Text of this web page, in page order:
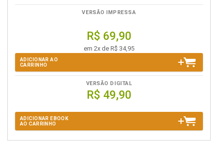
VERSÃO IMPRESSA
R$ 69,90
em 2x de R$ 34,95
ADICIONAR AO
CARRINHO
VERSÃO DIGITAL
R$ 49,90
ADICIONAR EBOOK
AO CARRINHO